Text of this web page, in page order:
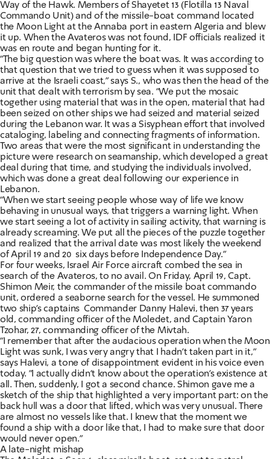
Way of the Hawk. Members of Shayetet 13 (Flotilla 13 Naval
Commando Unit) and of the missile-boat command located
the Moon Light at the Annaba port in eastern Algeria and blew
it up. When the Avateros was not found, IDF officials realized it
was en route and began hunting for it.
"The big question was where the boat was. It was according to
that question that we tried to guess when it was supposed to
arrive at the Israeli coast," says S., who was then the head of the
unit that dealt with terrorism by sea. "We put the mosaic
together using material that was in the open, material that had
been seized on other ships we had seized and material seized
during the Lebanon war. It was a Sisyphean effort that involved
cataloging, labeling and connecting fragments of information.
Two areas that were the most significant in understanding the
picture were research on seamanship, which developed a great
deal during that time, and studying the individuals involved,
which was done a great deal following our experience in
Lebanon.
"When we start seeing people whose way of life we know
behaving in unusual ways, that triggers a warning light. When
we start seeing a lot of activity in sailing activity, that warning is
already screaming. We put all the pieces of the puzzle together
and realized that the arrival date was most likely the weekend
of April 19 and 20  six days before Independence Day."
For four weeks, Israel Air Force aircraft combed the sea in
search of the Avateros, to no avail. On Friday, April 19, Capt.
Shimon Meir, the commander of the missile boat commando
unit, ordered a seaborne search for the vessel. He summoned
two ship's captains  Commander Danny Halevi, then 37 years
old, commanding officer of the Moledet, and Captain Yaron
Tzohar, 27, commanding officer of the Mivtah.
"I remember that after the audacious operation when the Moon
Light was sunk, I was very angry that I hadn't taken part in it,"
says Halevi, a tone of disappointment evident in his voice even
today. "I actually didn't know about the operation's existence at
all. Then, suddenly, I got a second chance. Shimon gave me a
sketch of the ship that highlighted a very important part: on the
back hull was a door that lifted, which was very unusual. There
are almost no vessels like that. I knew that the moment we
found a ship with a door like that, I had to make sure that door
would never open."
A late-night mishap